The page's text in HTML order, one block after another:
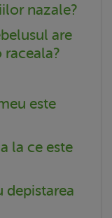
nazale?
are
raceala?
este
la ce este
depistarea